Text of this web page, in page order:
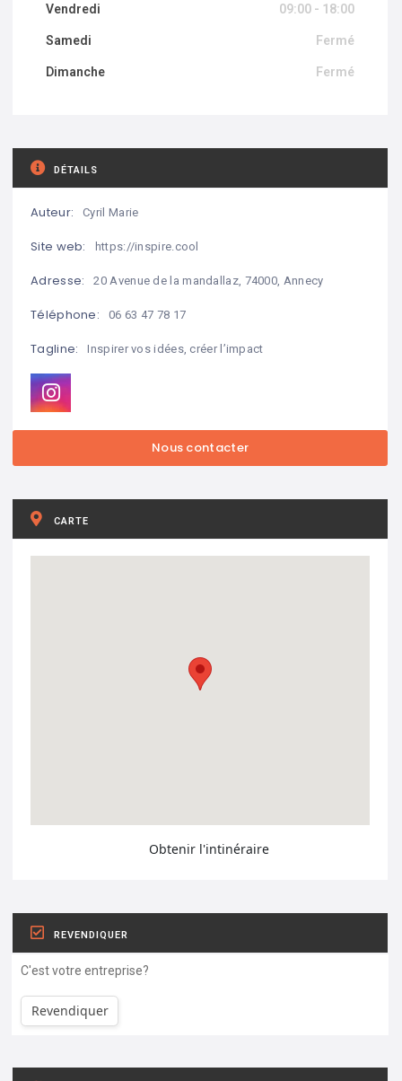
Vendredi 09:00 - 18:00
Samedi Fermé
Dimanche Fermé
DÉTAILS
Auteur: Cyril Marie
Site web: https://inspire.cool
Adresse: 20 Avenue de la mandallaz, 74000, Annecy
Téléphone: 06 63 47 78 17
Tagline: Inspirer vos idées, créer l’impact
CARTE
Obtenir l'intinéraire
REVENDIQUER
C'est votre entreprise?
Revendiquer